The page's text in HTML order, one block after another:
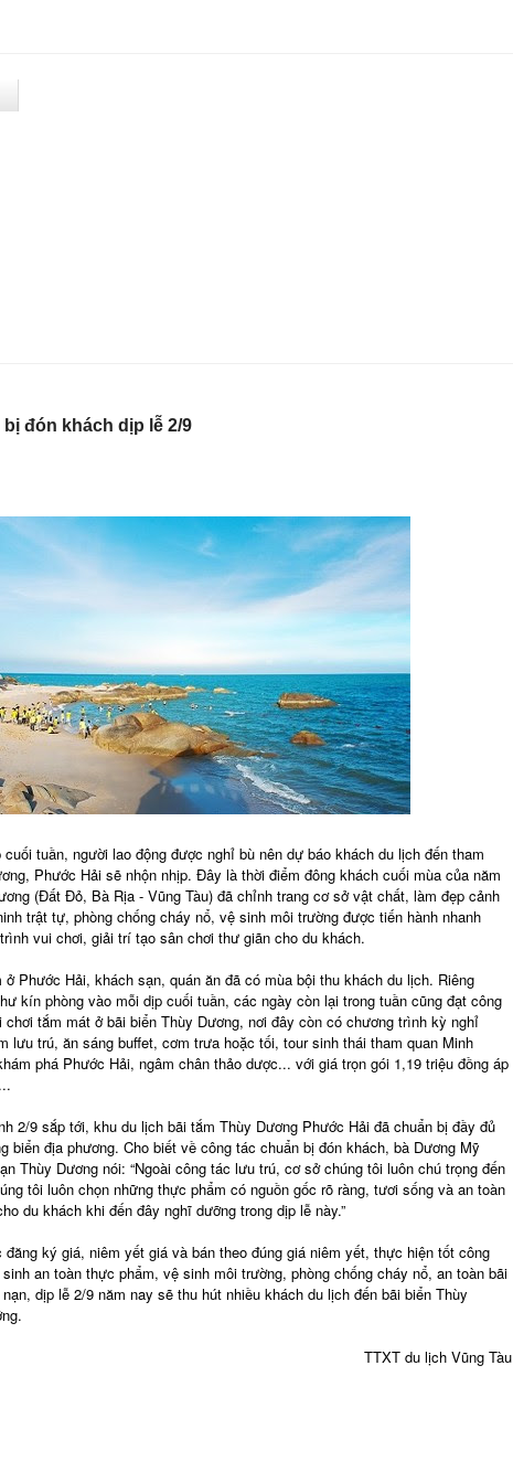
đón khách dịp lễ 2/9
tuần, người lao động được nghỉ bù nên dự báo khách du lịch đến tham
Phước Hải sẽ nhộn nhịp. Đây là thời điểm đông khách cuối mùa của năm
(Đất Đỏ, Bà Rịa - Vũng Tàu) đã chỉnh trang cơ sở vật chất, làm đẹp cảnh
trật tự, phòng chống cháy nổ, vệ sinh môi trường được tiến hành nhanh
vui chơi, giải trí tạo sân chơi thư giãn cho du khách.
Phước Hải, khách sạn, quán ăn đã có mùa bội thu khách du lịch. Riêng
kín phòng vào mỗi dịp cuối tuần, các ngày còn lại trong tuần cũng đạt công
tắm mát ở bãi biển Thùy Dương, nơi đây còn có chương trình kỳ nghỉ
lưu trú, ăn sáng buffet, cơm trưa hoặc tối, tour sinh thái tham quan Minh
phá Phước Hải, ngâm chân thảo dược... với giá trọn gói 1,19 triệu đồng áp
2/9 sắp tới, khu du lịch bãi tắm Thùy Dương Phước Hải đã chuẩn bị đầy đủ
biển địa phương. Cho biết về công tác chuẩn bị đón khách, bà Dương Mỹ
Thùy Dương nói: “Ngoài công tác lưu trú, cơ sở chúng tôi luôn chú trọng đến
tôi luôn chọn những thực phẩm có nguồn gốc rõ ràng, tươi sống và an toàn
du khách khi đến đây nghĩ dưỡng trong dịp lễ này.”
ký giá, niêm yết giá và bán theo đúng giá niêm yết, thực hiện tốt công
an toàn thực phẩm, vệ sinh môi trường, phòng chống cháy nổ, an toàn bãi
dịp lễ 2/9 năm nay sẽ thu hút nhiều khách du lịch đến bãi biển Thùy
TTXT du lịch Vũng Tàu